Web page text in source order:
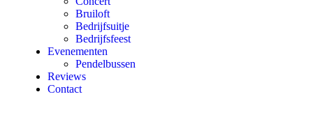
Bruiloft
Bedrijfsuitje
Bedrijfsfeest
Evenementen
Pendelbussen
Reviews
Contact